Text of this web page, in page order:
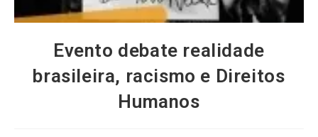
Evento debate realidade
brasileira, racismo e Direitos
Humanos